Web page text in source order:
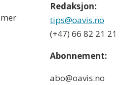
Redaksjon:
tips@oavis.no
(+47) 66 82 21 21
Abonnement:
abo@oavis.no